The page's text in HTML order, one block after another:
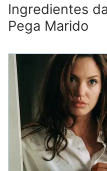
Ingredientes
Pega Marido